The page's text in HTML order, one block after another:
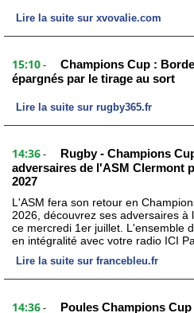
Lire la suite sur xvovalie.com
15:10 -
Champions Cup :
épargnés par le tirage au sort
Lire la suite sur rugby365.fr
14:36 -
Rugby - Champions
adversaires de l'ASM Clermont
2027
L'ASM fera son retour en
2026, découvrez ses adversaires à
ce mercredi 1er juillet. L'ensemble
en intégralité avec votre radio ICI
Lire la suite sur francebleu.fr
14:36 - Poules Champions Cup